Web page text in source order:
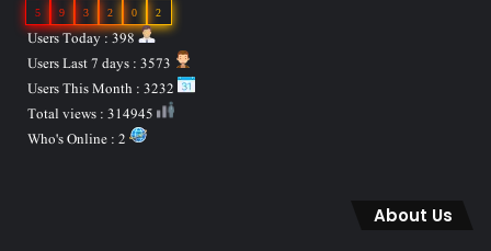
2
0
2
3
9
5
Users Today : 398
About Us